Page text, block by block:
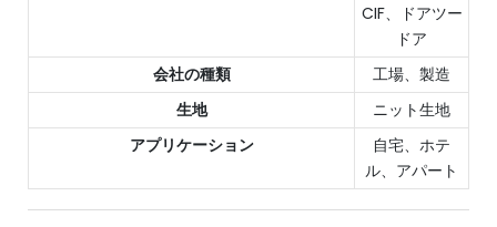
CIF、ドアツー
ドア
会社の種類
工場、製造
生地
ニット生地
アプリケーション
自宅、ホテ
ル、アパート